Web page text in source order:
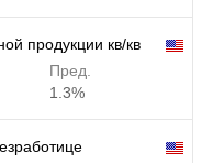
продукции кв/кв
Пред.
1.3%